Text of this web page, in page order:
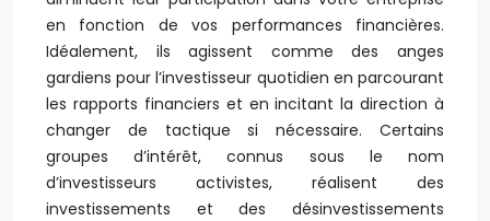
en fonction de vos performances financières.
Idéalement, ils agissent comme des anges
gardiens pour l’investisseur quotidien en parcourant
les rapports financiers et en incitant la direction à
changer de tactique si nécessaire. Certains
groupes d’intérêt, connus sous le nom
d’investisseurs activistes, réalisent des
investissements et des désinvestissements